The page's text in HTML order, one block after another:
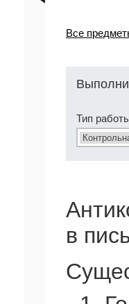
Все
Тип
в